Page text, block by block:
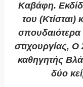
Καβάφη.
του (Κτίσται)
σπουδαιότερα
στιχουργίας, Ο
καθηγητής
δύο